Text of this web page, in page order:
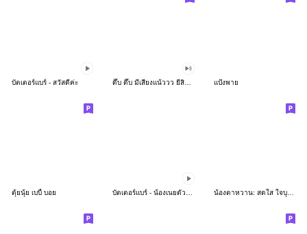
บัตเตอร์แบร์ - สวัสดีค่ะ แป้งพาย
ตุ้ยนุ้ย เบบี้ บอย น้องตาหวาน: สดใส ใจบุญ (สีพาสเทล)